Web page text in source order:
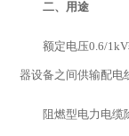
二、用途
额定电压0.6/
器设备之间供输配电
阻燃型电力电缆